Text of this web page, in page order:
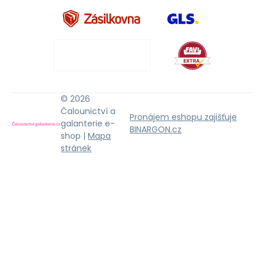
© 2026
Čalounictví a
galanterie e-
shop |Mapa
stránek
Pronájem eshopu zajišťuje
BINARGON.cz